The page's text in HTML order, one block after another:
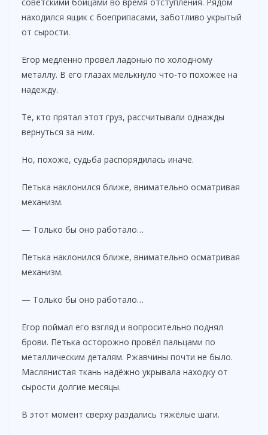
находился ящик с боеприпасами, заботливо укрытый
от сырости.
Егор медленно провёл ладонью по холодному
металлу. В его глазах мелькнуло что-то похожее на
надежду.
Те, кто прятал этот груз, рассчитывали однажды
вернуться за ним.
Но, похоже, судьба распорядилась иначе.
Петька наклонился ближе, внимательно осматривая
механизм.
— Только бы оно работало…
Петька наклонился ближе, внимательно осматривая
механизм.
— Только бы оно работало…
Егор поймал его взгляд и вопросительно поднял
брови. Петька осторожно провёл пальцами по
металлическим деталям. Ржавчины почти не было.
Маслянистая ткань надёжно укрывала находку от
сырости долгие месяцы.
В этот момент сверху раздались тяжёлые шаги.